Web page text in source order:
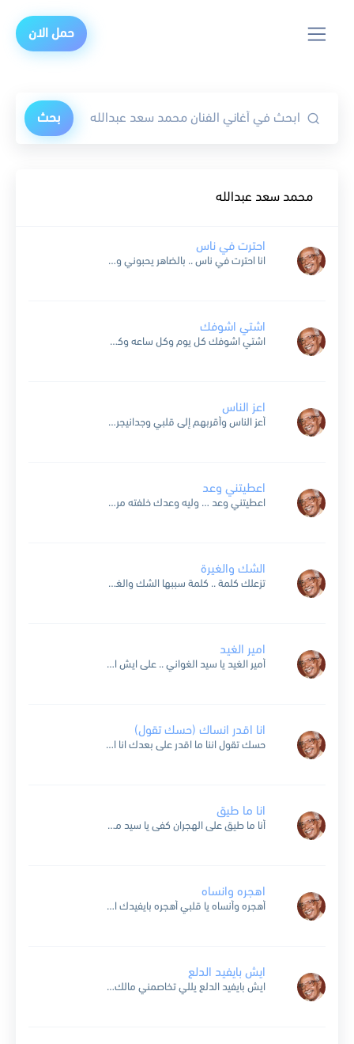
حمل الان
بحث
محمد سعد عبدالله
احترت في ناس
انا احترت في ناس .. بالضاهر يحبوني وبالخفا ياما ياما .. قالوا عني من كلام لاكن انا مالي من الناس .. خليهم يلوموني اللي يحب مثل حبي .. مايهموش الملام...
اشتي اشوفك
اشتي اشوفك كل يوم وكل ساعه وكل ليله وان غبت لحظه عن عيوني افقد البسمه الجميله انكتب لي عمر ثاني وانت جمبي كيف اصور لك حنيني ونبض قلبي اشتي اشوفك...
اعز الناس
أعز الناس وأقربهم إلى قلبي وجدانيجرحنا جرح في قلبي وبعد الود عادانينسى إني فرشت الأرض قدامه ورود..وخليته بعين الناس أجمل شيء في هذا الوجودأنا وحدي أنا غلطان أنا كنت أحسبه...
اعطيتني وعد
اعطيتني وعد … وليه وعدك خلفته مرتين والوعد كالرعد … يابن الناس وعد الحر دين ليه يا وافي خلفت الوعد ليه اللي في قلبك تعال قلي عليه ليه نتباعد وانا...
الشك والغيرة
تزعلك كلمة .. كلمة سببها الشك والغيرة وتبعدك عني ..عني وأنا ترميني للحيرة .. كذا برضه تجازيني .. تنسى حبي للآخر ومن كلمة تجافيني .. تنسى الماضي والحاضر وهي كلمة .. كلمة...
امير الغيد
أمير الغيد يا سيد الغواني .. على ايش الجفاء يا قرة العين أنا من يوم ما ربي بلاني .. بحبك ليلتي صارت بعامين وأنا لك يا رشأ سلمت أمري .. ولا أدري ما...
انا اقدر انساك (حسك تقول)
حسك تقول اننا ما اقدر على بعدك انا اقدر انساك و خليك في للضنى وحدك و ذوقك نار .. لا دمعك يطفيها و لا انينك و لا هجرك و لا بعدك...
انا ما طيق
أنا ما طيق على الهجران كفى يا سيد ما فيني على شانك تباني أهتان تشفي عاذلي فيني و أنا ما طيق تعال شوف الألم والويل تعال أسمع صدى الأنات تعال...
اهجره وانساه
أهجره وأنساه يا قلبي أهجره بايفيدك ايش لما تذكره مش كفاية انه تنكر لك وراك العذاب مش كفاية انك معه ضيعت أيام الشباب ذا بلا احساس مش معقول انك تذكره...
ايش بايفيد الدلع
ايش بايفيد الدلع يللي تخاصمني مالك ومال الدلع ان كان قلبك قنع أحسن تصارحني وقلي قلبي قنع ما دام نسيت باهجرك بنساك ولا بذكرك ياللي الدلع ضيعك … خلى الدلع...